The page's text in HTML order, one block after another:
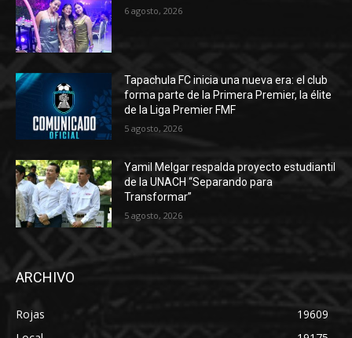
6 agosto, 2026
Tapachula FC inicia una nueva era: el club
forma parte de la Primera Premier, la élite
de la Liga Premier FMF
5 agosto, 2026
Yamil Melgar respalda proyecto estudiantil
de la UNACH “Separando para
Transformar”
5 agosto, 2026
ARCHIVO
Rojas
19609